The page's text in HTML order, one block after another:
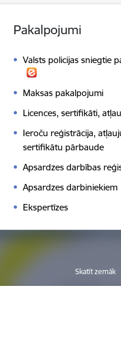
Pakalpojumi
Valsts policijas sniegtie
Maksas pakalpojumi
Licences, sertifikāti,
Ieroču reģistrācija,
sertifikātu pārbaude
Apsardzes darbības
Apsardzes darbiniekiem
Ekspertīzes
Skatīt zemāk